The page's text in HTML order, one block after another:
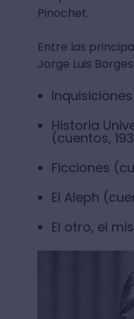
Pinochet.
Entre las
Jorge Luis
Historia
(cuentos,
Ficciones
El Aleph
El otro, el